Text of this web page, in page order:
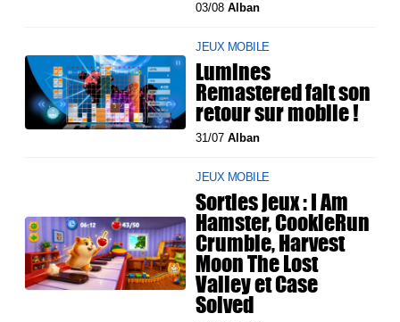
03/08Alban
JEUX MOBILE
Lumines
Remastered fait son
retour sur mobile !
31/07Alban
JEUX MOBILE
Sorties jeux : I Am
Hamster, CookieRun
Crumble, Harvest
Moon The Lost
Valley et Case
Solved